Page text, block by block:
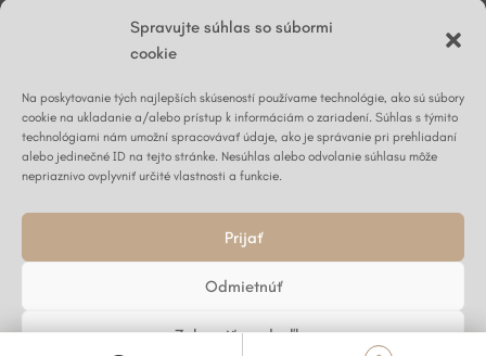
Spravujte súhlas so súbormi
cookie
Na poskytovanie tých najlepších skúseností používame technológie, ako sú súbory
cookie na ukladanie a/alebo prístup k informáciám o zariadení. Súhlas s týmito
technológiami nám umožní spracovávať údaje, ako je správanie pri prehliadaní
alebo jedinečné ID na tejto stránke. Nesúhlas alebo odvolanie súhlasu môže
nepriaznivo ovplyvniť určité vlastnosti a funkcie.
Prijať
Odmietnúť
Zobraziť predvoľby
Napíšte nám